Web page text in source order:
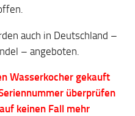
auch in Deutschland –
– angeboten.
Wasserkocher gekauft
überprüfen
keinen Fall mehr